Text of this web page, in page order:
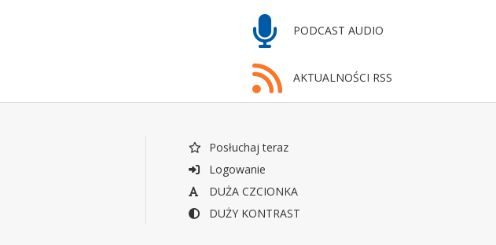
PODCAST AUDIO
AKTUALNOŚCI RSS
Posłuchaj teraz
Logowanie
DUŻA CZCIONKA
DUŻY KONTRAST